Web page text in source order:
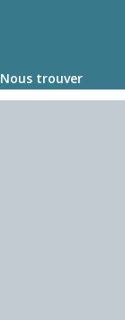
Nous trouver